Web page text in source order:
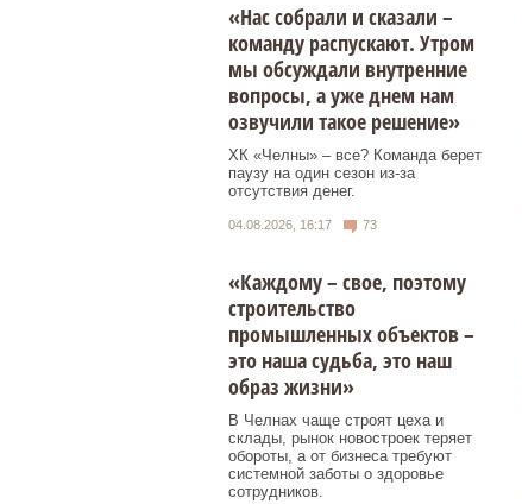
«Нас собрали и сказали –
команду распускают. Утром
мы обсуждали внутренние
вопросы, а уже днем нам
озвучили такое решение»
ХК «Челны» – все? Команда берет
паузу на один сезон из-за
отсутствия денег.
04.08.2026, 16:17 73
«Каждому – свое, поэтому
строительство
промышленных объектов –
это наша судьба, это наш
образ жизни»
В Челнах чаще строят цеха и
склады, рынок новостроек теряет
обороты, а от бизнеса требуют
системной заботы о здоровье
сотрудников.